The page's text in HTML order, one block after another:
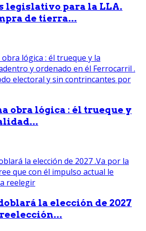
legislativo para la LLA.
de tierra...
obra lógica : él trueque y
la elección de 2027